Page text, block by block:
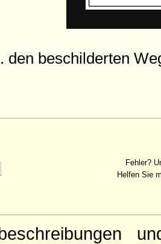
den beschilderten
Fehler?
Helfen Sie